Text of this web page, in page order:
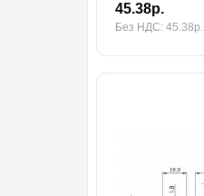
45.38р.
Без НДС: 45.38р.